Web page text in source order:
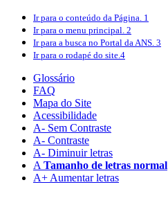
Ir para o conteúdo da Página. 1
Ir para o menu principal. 2
Ir para a busca no Portal da ANS. 3
Ir para o rodapé do site.4
Glossário
FAQ
Mapa do Site
Acessibilidade
A- Sem Contraste
A- Contraste
A- Diminuir letras
A Tamanho de letras normal
A+ Aumentar letras